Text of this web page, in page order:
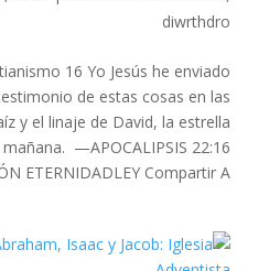
diwrthdro
16 Yo Jesús he enviado
de estas cosas en las
y el linaje de David, la estrella
—APOCALIPSIS 22:16
ETERNIDADLEY Compartir A...